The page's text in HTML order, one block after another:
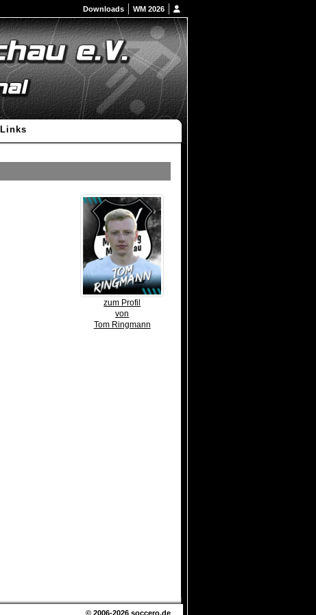
Downloads WM 2026
Links
zum Profil
von
Tom Ringmann
© 2006-2026 soccero.de